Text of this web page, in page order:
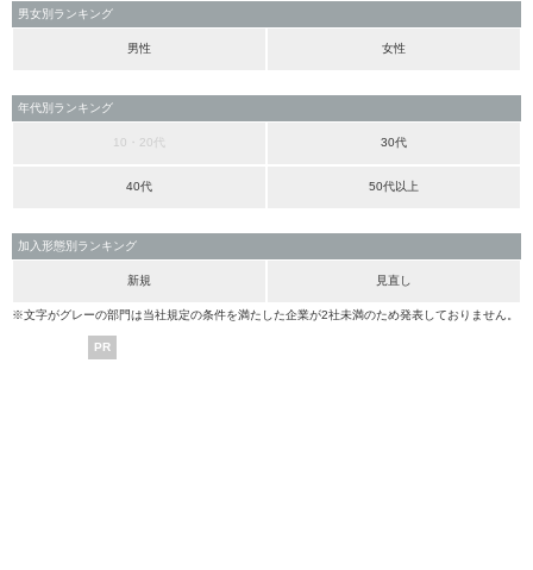
男女別ランキング
男性 女性
年代別ランキング
10・20代 30代
40代 50代以上
加入形態別ランキング
新規 見直し
※文字がグレーの部門は当社規定の条件を満たした企業が2社未満のため発表しておりません。
PR